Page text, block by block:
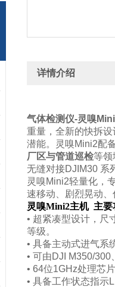
详情介绍
气体检测仪-灵嗅
重量，全新的快拆
潜能。灵嗅Mini2配
厂区与管道巡检等领
无缝对接DJIM30 系
灵嗅Mini2轻量化，
速移动、剧烈晃动
灵嗅Mini2主机 主要
• 超紧凑型设计，尺
等级。
• 具备主动式进气系
• 可由DJI M350/
• 64位1GHz处理芯
• 具备工作状态指示